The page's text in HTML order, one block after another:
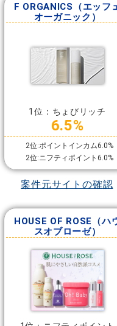
F ORGANICS（エッフ
オーガニック）
1位：ちょびリッチ
6.5%
2位:ポイントインカム6.0%
2位:ニフティポイント6.0%
案件元サイトの確認
HOUSE OF ROSE（ハ
スオブローゼ）